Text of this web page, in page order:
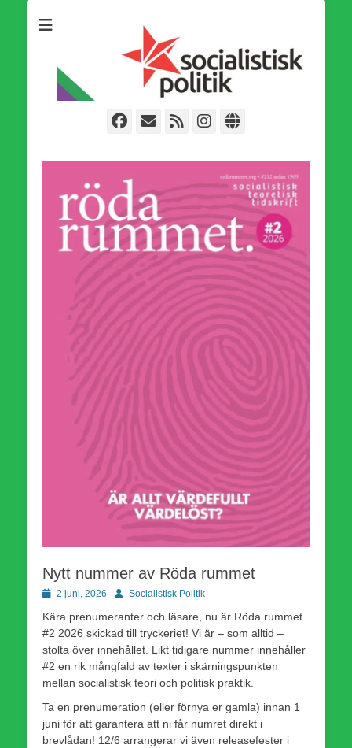
världsomfattande socialistiska Fjärde Internationalen och en viktig
tillgång i kampen för en socialistisk framtid!
Facebook
E-
Webbflöde
Instagram
Webbplats
Nytt nummer av Röda rummet
Publicerad
2 juni, 2026 Författare
Socialistisk Politik
Kära prenumeranter och läsare, nu är Röda rummet
#2 2026 skickad till tryckeriet! Vi är – som alltid –
stolta över innehållet. Likt tidigare nummer innehåller
#2 en rik mångfald av texter i skärningspunkten
mellan socialistisk teori och politisk praktik.
Ta en prenumeration (eller förnya er gamla) innan 1
juni för att garantera att ni får numret direkt i
brevlådan! 12/6 arrangerar vi även releasefester i